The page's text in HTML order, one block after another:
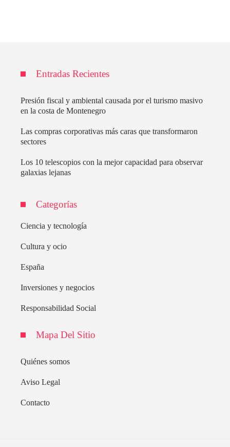
Entradas Recientes
Presión fiscal y ambiental causada por el turismo masivo
en la costa de Montenegro
Las compras corporativas más caras que transformaron
sectores
Los 10 telescopios con la mejor capacidad para observar
galaxias lejanas
Categorías
Ciencia y tecnología
Cultura y ocio
España
Inversiones y negocios
Responsabilidad Social
Mapa Del Sitio
Quiénes somos
Aviso Legal
Contacto